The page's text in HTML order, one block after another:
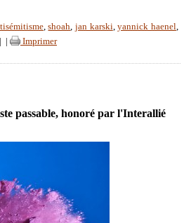
,shoah,jan karski,yannick haenel,
Imprimer
passable, honoré par l'Interallié